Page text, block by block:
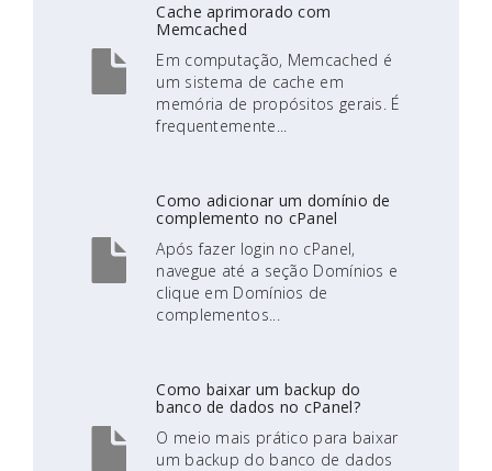
Cache aprimorado com
Memcached
Em computação, Memcached é
um sistema de cache em
memória de propósitos gerais. É
frequentemente...
Como adicionar um domínio de
complemento no cPanel
Após fazer login no cPanel,
navegue até a seção Domínios e
clique em Domínios de
complementos...
Como baixar um backup do
banco de dados no cPanel?
O meio mais prático para baixar
um backup do banco de dados